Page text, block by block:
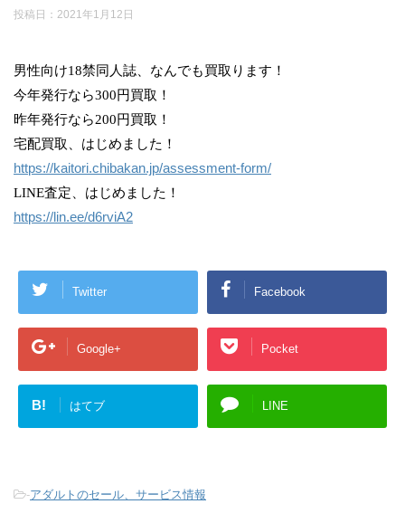
投稿日： 2021年1月12日
男性向け18禁同人誌、なんでも買取ります！
今年発行なら300円買取！
昨年発行なら200円買取！
宅配買取、はじめました！
https://kaitori.chibakan.jp/assessment-form/
LINE査定、はじめました！
https://lin.ee/d6rviA2
Twitter Facebook
Google+ Pocket
B! はてブ LINE
-アダルトのセール、サービス情報